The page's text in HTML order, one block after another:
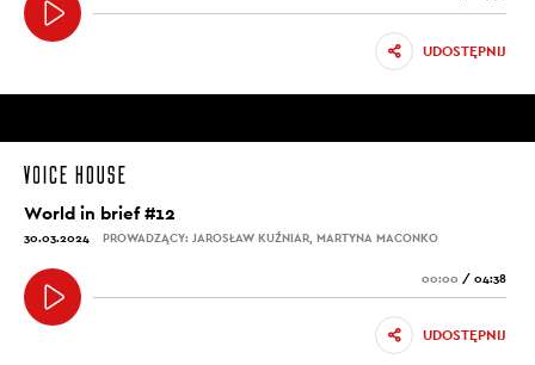
UDOSTĘPNIJ
World in brief #12
30.03.2024 PROWADZĄCY: JAROSŁAW KUŹNIAR, MARTYNA MACONKO
00:00 / 04:38
UDOSTĘPNIJ